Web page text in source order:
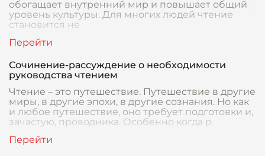
обогащает внутренний мир и повышает общий
уровень культуры. Для многих людей чтение
становится не
Сочинение-рассуждение о необходимости
руководства чтением
Чтение – это путешествие. Путешествие в другие
миры, в другие эпохи, в другие сознания. Но как
и любое путешествие, оно требует подготовки и,
зачастую, проводника. Особенно когда р